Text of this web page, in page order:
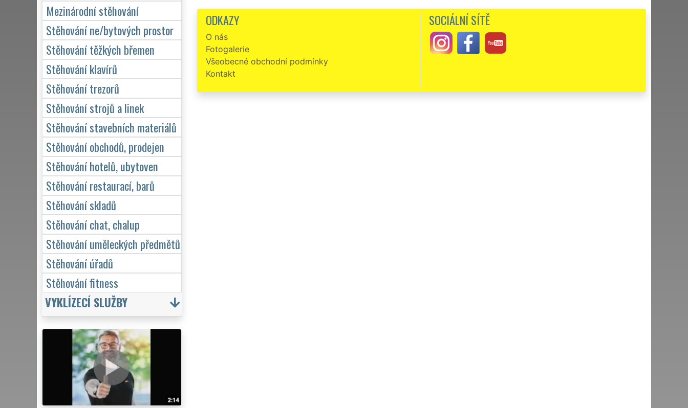
ODKAZY
O nás
Fotogalerie
Všeobecné obchodní podmínky
Kontakt
SOCIÁLNÍ SÍTĚ
Mezinárodní stěhování
Stěhování ne/bytových prostor
Stěhování těžkých břemen
Stěhování klavírů
Stěhování trezorů
Stěhování strojů a linek
Stěhování stavebních materiálů
Stěhování obchodů, prodejen
Stěhování hotelů, ubytoven
Stěhování restaurací, barů
Stěhování skladů
Stěhování chat, chalup
Stěhování uměleckých předmětů
Stěhování úřadů
Stěhování fitness
VYKLÍZECÍ SLUŽBY